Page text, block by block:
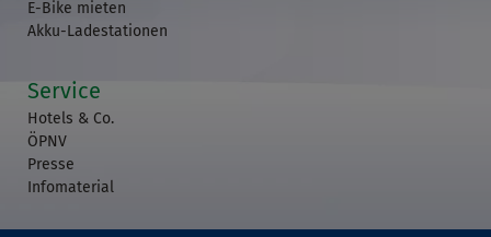
E-Bike mieten
Akku-Ladestationen
Service
Hotels & Co.
ÖPNV
Presse
Infomaterial